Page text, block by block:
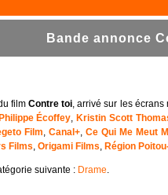
Bande annonce
filmContre toi, arrivé sur les écrans
Écoffey, Kristin Scott
Film, Canal+, Ce Qui Me Meut
Films, Origami Films, Région
suivante : Drame.